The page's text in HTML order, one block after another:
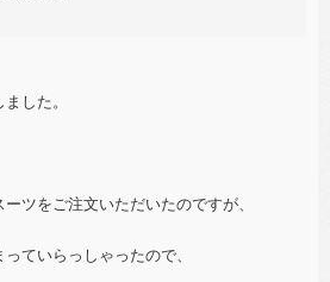
した。
ツをご注文いただいたのですが、
ていらっしゃったので、